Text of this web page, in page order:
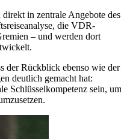
in zentrale Angebote des
die VDR-
– und werden dort
der Rückblick ebenso wie der
deutlich gemacht hat:
Schlüsselkompetenz sein, um